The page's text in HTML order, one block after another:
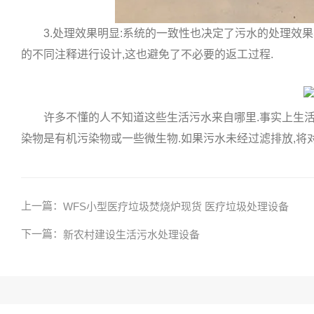
3.处理效果明显:系统的一致性也决定了污水的处理效果
的不同注释进行设计,这也避免了不必要的返工过程.
许多不懂的人不知道这些生活污水来自哪里.事实上生
染物是有机污染物或一些微生物.如果污水未经过滤排放,将
上一篇： WFS小型医疗垃圾焚烧炉现货 医疗垃圾处理设备
下一篇： 新农村建设生活污水处理设备